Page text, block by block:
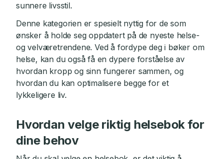
sunnere livsstil.
Denne kategorien er spesielt nyttig for de som
ønsker å holde seg oppdatert på de nyeste helse-
og velværetrendene. Ved å fordype deg i bøker om
helse, kan du også få en dypere forståelse av
hvordan kropp og sinn fungerer sammen, og
hvordan du kan optimalisere begge for et
lykkeligere liv.
Hvordan velge riktig helsebok for
dine behov